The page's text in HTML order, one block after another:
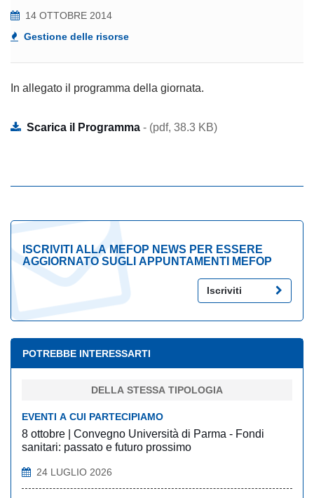
14 OTTOBRE 2014
Gestione delle risorse
In allegato il programma della giornata.
Scarica il Programma - (pdf, 38.3 KB)
ISCRIVITI ALLA MEFOP NEWS PER ESSERE
AGGIORNATO SUGLI APPUNTAMENTI MEFOP
Iscriviti
POTREBBE INTERESSARTI
DELLA STESSA TIPOLOGIA
EVENTI A CUI PARTECIPIAMO
8 ottobre | Convegno Università di Parma - Fondi
sanitari: passato e futuro prossimo
24 LUGLIO 2026